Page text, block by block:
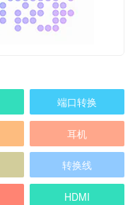
端口转换
耳机
转换线
HDMI